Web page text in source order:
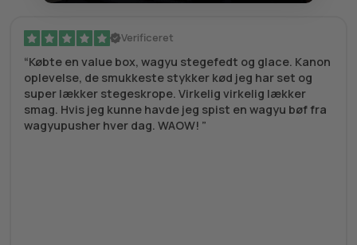
Verificeret
Købte en value box, wagyu stegefedt og glace. Kanon
oplevelse, de smukkeste stykker kød jeg har set og
super lækker stegeskrope. Virkelig virkelig lækker
smag. Hvis jeg kunne havde jeg spist en wagyu bøf fra
wagyupusher hver dag. WAOW!